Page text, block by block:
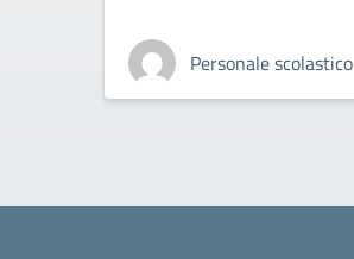
Personale scolastico